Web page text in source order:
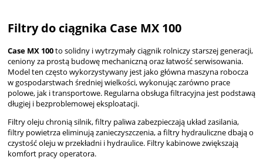
Filtry do ciągnika Case MX 100
Case MX 100to solidny i wytrzymały ciągnik rolniczy starszej generacji,
ceniony za prostą budowę mechaniczną oraz łatwość serwisowania.
Model ten często wykorzystywany jest jako główna maszyna robocza
w gospodarstwach średniej wielkości, wykonując zarówno prace
polowe, jak i transportowe. Regularna obsługa filtracyjna jest podstawą
długiej i bezproblemowej eksploatacji.
Filtry oleju chronią silnik, filtry paliwa zabezpieczają układ zasilania,
filtry powietrza eliminują zanieczyszczenia, a filtry hydrauliczne dbają o
czystość oleju w przekładni i hydraulice. Filtry kabinowe zwiększają
komfort pracy operatora.